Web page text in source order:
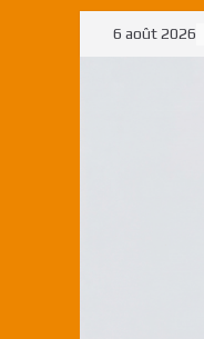
Passer6 août 2026